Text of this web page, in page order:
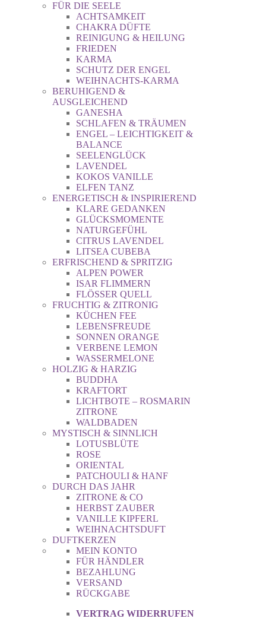
FÜR DIE SEELE
ACHTSAMKEIT
CHAKRA DÜFTE
REINIGUNG & HEILUNG
FRIEDEN
KARMA
SCHUTZ DER ENGEL
WEIHNACHTS-KARMA
BERUHIGEND &
AUSGLEICHEND
GANESHA
SCHLAFEN & TRÄUMEN
ENGEL – LEICHTIGKEIT &
BALANCE
SEELENGLÜCK
LAVENDEL
KOKOS VANILLE
ELFEN TANZ
ENERGETISCH & INSPIRIEREND
KLARE GEDANKEN
GLÜCKSMOMENTE
NATURGEFÜHL
CITRUS LAVENDEL
LITSEA CUBEBA
ERFRISCHEND & SPRITZIG
ALPEN POWER
ISAR FLIMMERN
FLÖSSER QUELL
FRUCHTIG & ZITRONIG
KÜCHEN FEE
LEBENSFREUDE
SONNEN ORANGE
VERBENE LEMON
WASSERMELONE
HOLZIG & HARZIG
BUDDHA
KRAFTORT
LICHTBOTE – ROSMARIN
ZITRONE
WALDBADEN
MYSTISCH & SINNLICH
LOTUSBLÜTE
ROSE
ORIENTAL
PATCHOULI & HANF
DURCH DAS JAHR
ZITRONE & CO
HERBST ZAUBER
VANILLE KIPFERL
WEIHNACHTSDUFT
DUFTKERZEN
MEIN KONTO
FÜR HÄNDLER
BEZAHLUNG
VERSAND
RÜCKGABE
VERTRAG WIDERRUFEN